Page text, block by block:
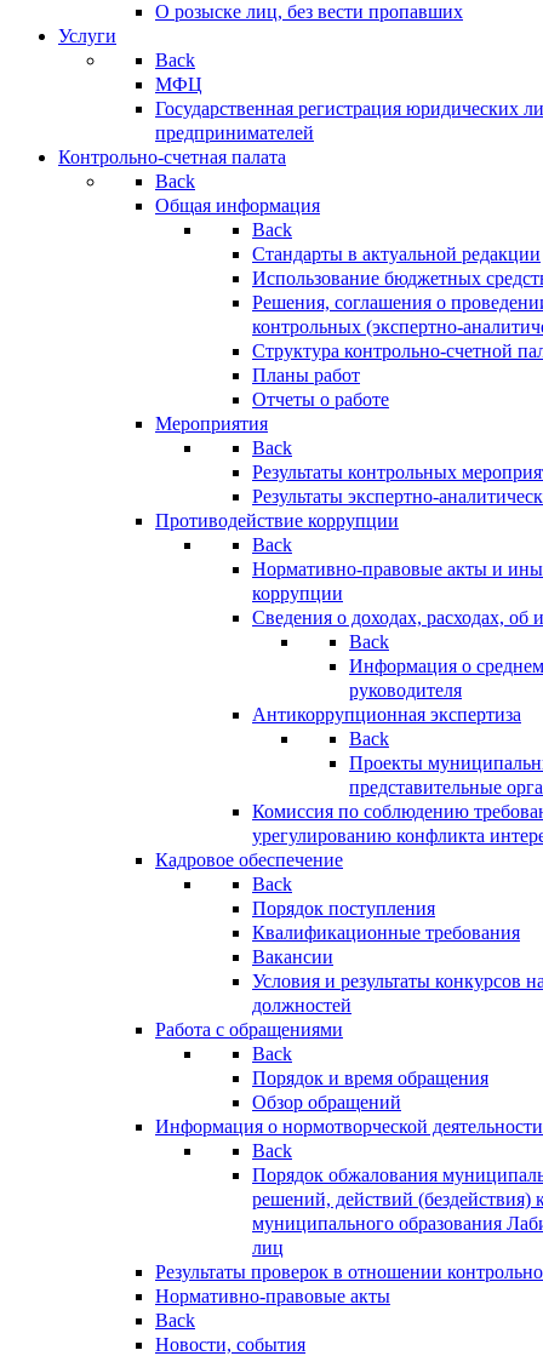
О розыске лиц, без вести пропавших
Услуги
Back
МФЦ
Государственная регистрация юридических
предпринимателей
Контрольно-счетная палата
Back
Общая информация
Back
Стандарты в актуальной редакции
Использование бюджетных
Решения, соглашения о
контрольных (экспертно-
Структура контрольно-счетной
Планы работ
Отчеты о работе
Мероприятия
Back
Результаты контрольных
Результаты экспертно-
Противодействие коррупции
Back
Нормативно-правовые акты и
коррупции
Сведения о доходах, расходах, об
Back
Информация о
руководителя
Антикоррупционная экспертиза
Back
Проекты
представительные
Комиссия по соблюдению
урегулированию конфликта
Кадровое обеспечение
Back
Порядок поступления
Квалификационные требования
Вакансии
Условия и результаты конкурсов
должностей
Работа с обращениями
Back
Порядок и время обращения
Обзор обращений
Информация о нормотворческой деятельности
Back
Порядок обжалования
решений, действий (бездействия)
муниципального образования
лиц
Результаты проверок в отношении
Нормативно-правовые акты
Back
Новости, события